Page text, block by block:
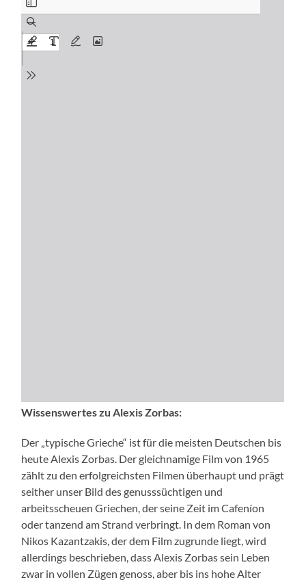
Wissenswertes zu Alexis Zorbas:
Der „typische Grieche“ ist für die meisten Deutschen bis
heute Alexis Zorbas. Der gleichnamige Film von 1965
zählt zu den erfolgreichsten Filmen überhaupt und prägt
seither unser Bild des genusssüchtigen und
arbeitsscheuen Griechen, der seine Zeit im Cafeníon
oder tanzend am Strand verbringt. In dem Roman von
Nikos Kazantzakis, der dem Film zugrunde liegt, wird
allerdings beschrieben, dass Alexis Zorbas sein Leben
zwar in vollen Zügen genoss, aber bis ins hohe Alter